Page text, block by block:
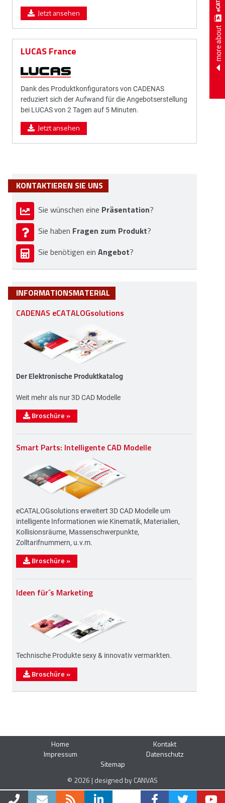
more about
Jetzt ansehen
LUCAS France
Dank des Produktkonfigurators von CADENAS
reduziert sich der Aufwand für die Angebotserstellung
bei LUCAS von 2 Tagen auf 5 Minuten.
Jetzt ansehen
KONTAKTIEREN SIE UNS
Sie wünschen eine Präsentation?
Sie haben Fragen zum Produkt?
Sie benötigen ein Angebot?
INFORMATIONSMATERIAL
CADENAS eCATALOGsolutions
Der Elektronische Produktkatalog
Weit mehr als nur 3D CAD Modelle
Broschüre »
Smart Parts: Intelligente CAD Modelle
eCATALOGsolutions erweitert 3D CAD Modelle um
intelligente Informationen wie Kinematik, Materialien,
Kollisionsräume, Massenschwerpunkte,
Zolltarifnummern, u.v.m.
Broschüre »
Ideen für´s Marketing
Technische Produkte sexy & innovativ vermarkten.
Broschüre »
Home
Kontakt
Impressum
Datenschutz
Sitemap
© 2026 | designed by CANVAS